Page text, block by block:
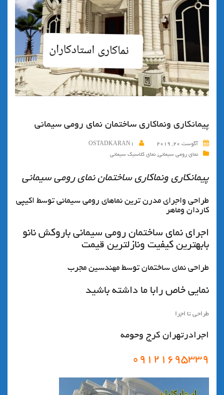
پیمانکاری ونماکاری ساختمان نمای رومی سیمانی
آگوست 20, 2019
OSTADKARAN1
نمای رومی سیمانی,نمای کلاسیک سیمانی
پیمانکاری ونماکاری ساختمان نمای رومی سیمانی
طراحي واجراي مدرن ترين نماهاي رومي سيماني توسط اكيپي
كاردان وماهر
اجراي نماي ساختمان رومي سيماني باروكش نانو
بابهترين كيفيت ونازلترين قيمت
طراحي نماي ساختمان توسط مهندسين مجرب
نمايي خاص رابا ما داشته باشيد
طراحي تا اجرا
اجرادرتهران كرج وحومه
٠٩١٢١٦٩٥٣٣٩